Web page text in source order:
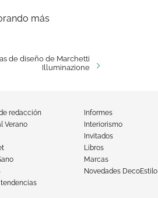
más
de diseño de Marchetti
Illuminazione
redacción
Verano
tendencias
Informes
Interiorismo
Invitados
Libros
Marcas
Novedades DecoEstilo